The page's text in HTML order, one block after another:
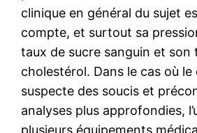
clinique en général du sujet
compte, et surtout sa
taux de sucre sanguin et son
cholestérol. Dans le cas où
suspecte des soucis et
analyses plus approfondies,
plusieurs équipements